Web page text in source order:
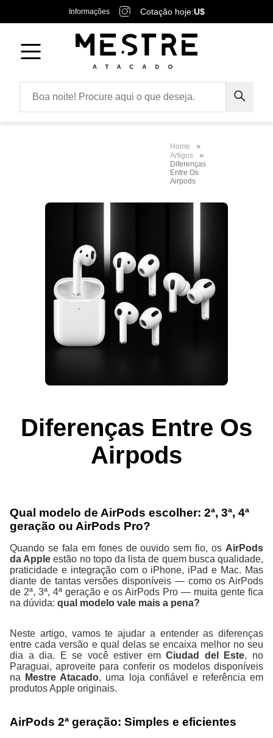
Informações Cotação hoje:U$
Home
Artigos
Diferenças
Entre Os
Airpods
Diferenças Entre Os
Airpods
Qual modelo de AirPods escolher: 2ª, 3ª, 4ª
geração ou AirPods Pro?
Quando se fala em fones de ouvido sem fio, os AirPods
da Apple estão no topo da lista de quem busca qualidade,
praticidade e integração com o iPhone, iPad e Mac. Mas
diante de tantas versões disponíveis — como os AirPods
de 2ª, 3ª, 4ª geração e os AirPods Pro — muita gente fica
na dúvida: qual modelo vale mais a pena?
Neste artigo, vamos te ajudar a entender as diferenças
entre cada versão e qual delas se encaixa melhor no seu
dia a dia. E se você estiver emCiudad del Este, no
Paraguai, aproveite para conferir os modelos disponíveis
na
Mestre Atacado, uma loja confiável e referência em
produtos Apple originais.
AirPods 2ª geração: Simples e eficientes